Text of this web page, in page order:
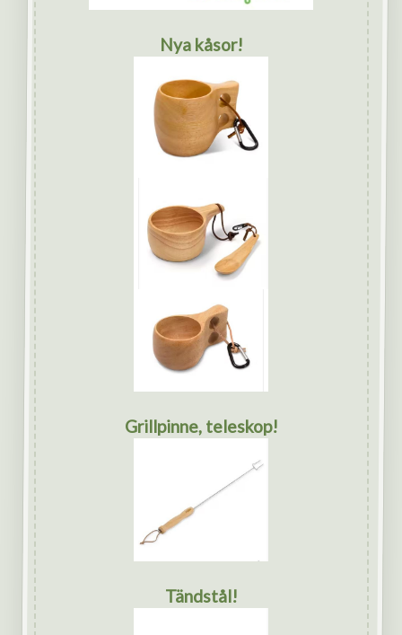
Nya kåsor!
Grillpinne, teleskop!
Tändstål!